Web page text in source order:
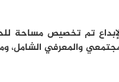
تم تخصيص مساحة
والمعرفي الشامل،